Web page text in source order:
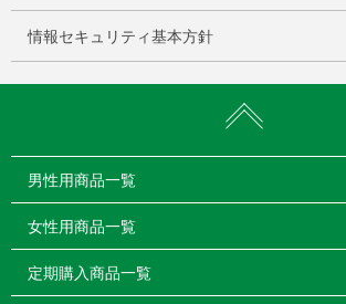
情報セキュリティ基本方針
男性用商品一覧
女性用商品一覧
定期購入商品一覧